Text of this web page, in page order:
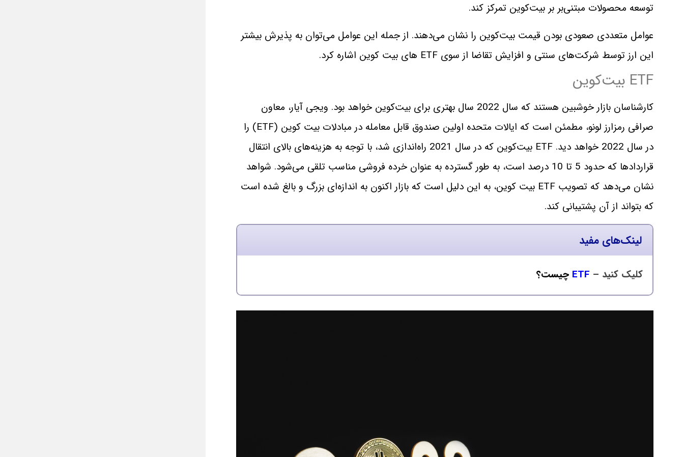
توسعه محصولات مبتنی‌بر بر بیت‌کوین تمرکز کند.
عوامل متعددی صعودی بودن قیمت بیت‌کوین را نشان می‌دهند. از جمله این عوامل می‌توان به پذیرش بیشتر
این ارز توسط شرکت‌های سنتی و افزایش تقاضا از سوی ETF های بیت کوین اشاره کرد.
ETF بیت‌کوین
کارشناسان بازار خوشبین هستند که سال 2022 سال بهتری برای بیت‌کوین خواهد بود. ویجی آیار، معاون
صرافی رمزارز لونو، مطمئن است که ایالات متحده اولین صندوق قابل معامله در مبادلات بیت کوین (ETF) را
در سال 2022 خواهد دید. ETF بیت‌کوین که در سال 2021 راه‌اندازی شد، با توجه به هزینه‌های بالای انتقال
قراردادها که حدود 5 تا 10 درصد است، به طور گسترده به عنوان خرده فروشی مناسب تلقی می‌شود. شواهد
نشان می‌دهد که تصویب ETF بیت کوین، به این دلیل است که بازار اکنون به اندازه‌ای بزرگ و بالغ شده‌ است
که بتواند از آن پشتیبانی کند.
لینک‌های مفید
کلیک کنید – ETF چیست؟